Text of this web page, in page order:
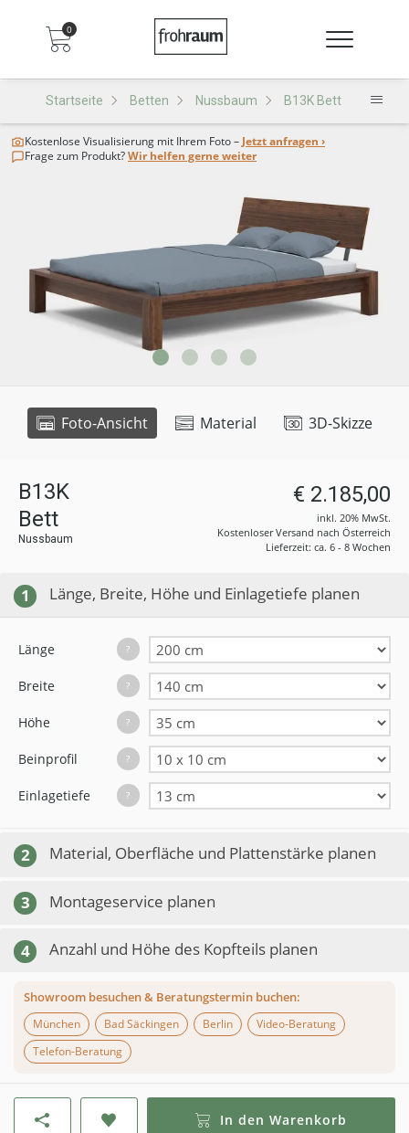
0
Startseite Betten Nussbaum B13K Bett
Foto-Ansicht Material 3D-Skizze
Kostenlose Visualisierung mit Ihrem Foto – Jetzt anfragen ›
Frage zum Produkt?Wir helfen gerne weiter
B13K
Bett
Nussbaum
€ 2.185,00
inkl. 20% MwSt.
Kostenloser Versand nach Österreich
Lieferzeit: ca. 6 - 8 Wochen
1 Länge, Breite, Höhe und Einlagetiefe planen
Länge ?
Breite ?
Höhe ?
Beinprofil ?
Einlagetiefe ?
2 Material, Oberfläche und Plattenstärke planen
3 Montageservice planen
4 Anzahl und Höhe des Kopfteils planen
Showroom besuchen & Beratungstermin buchen:
München
Bad Säckingen Berlin
Video-Beratung
Telefon-Beratung
In den Warenkorb